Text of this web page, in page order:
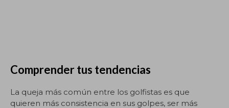
Comprender tus tendencias
La queja más común entre los golfistas es que
quieren más consistencia en sus golpes, ser más